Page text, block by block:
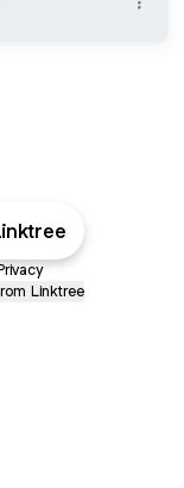
Linktree